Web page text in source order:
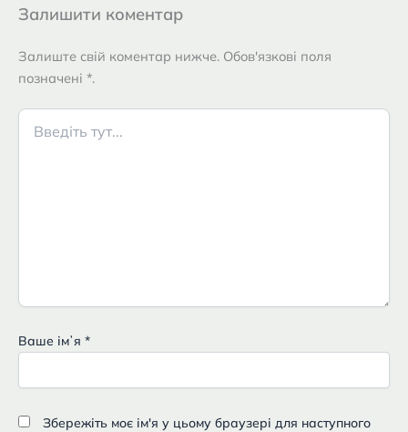
Залишити коментар
Залиште свій коментар нижче. Обов'язкові поля
позначені *.
Введіть
тут...
Ваше імʼя *
Збережіть моє ім'я у цьому браузері для наступного